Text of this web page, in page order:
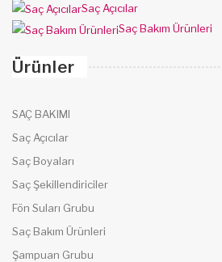
Saç Açıcılar
Saç Bakım Ürünleri
Ürünler
SAÇ BAKIMI
Saç Açıcılar
Saç Boyaları
Saç Şekillendiriciler
Fön Suları Grubu
Saç Bakım Ürünleri
Şampuan Grubu